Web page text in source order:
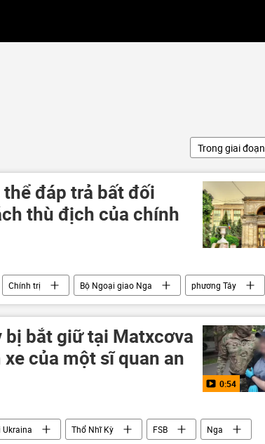
Trong giai đoạn
đáp trả bất đối
thù địch của chính
Chính trị Bộ Ngoại giao Nga phương Tây
bị bắt giữ tại Matxcơva
của một sĩ quan an
0:54
Thổ Nhĩ Kỳ FSB
Nga